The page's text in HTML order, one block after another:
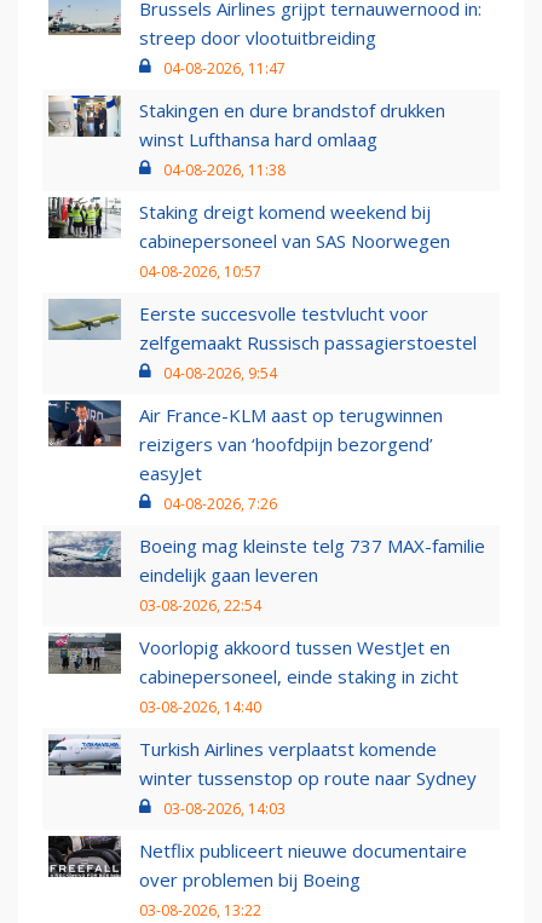
Brussels Airlines grijpt ternauwernood in:
streep door vlootuitbreiding
04-08-2026, 11:47
Stakingen en dure brandstof drukken
winst Lufthansa hard omlaag
04-08-2026, 11:38
Staking dreigt komend weekend bij
cabinepersoneel van SAS Noorwegen
04-08-2026, 10:57
Eerste succesvolle testvlucht voor
zelfgemaakt Russisch passagierstoestel
04-08-2026, 9:54
Air France-KLM aast op terugwinnen
reizigers van ‘hoofdpijn bezorgend’
easyJet
04-08-2026, 7:26
Boeing mag kleinste telg 737 MAX-familie
eindelijk gaan leveren
03-08-2026, 22:54
Voorlopig akkoord tussen WestJet en
cabinepersoneel, einde staking in zicht
03-08-2026, 14:40
Turkish Airlines verplaatst komende
winter tussenstop op route naar Sydney
03-08-2026, 14:03
Netflix publiceert nieuwe documentaire
over problemen bij Boeing
03-08-2026, 13:22